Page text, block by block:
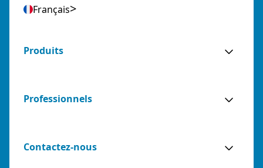
Français
Produits
Professionnels
Contactez-nous